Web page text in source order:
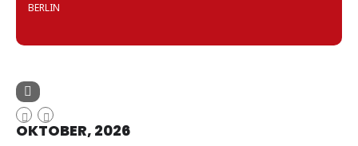
BERLIN
OKTOBER, 2026